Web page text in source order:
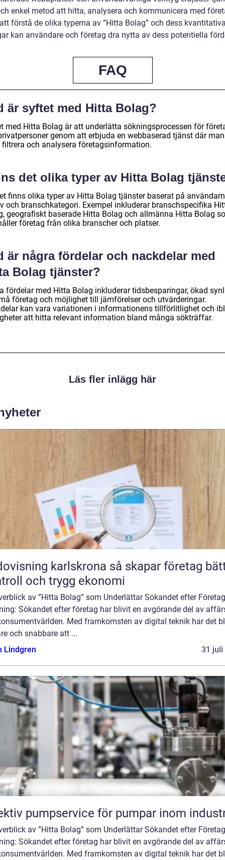
enkel metod att hitta, analysera och kommunicera med
förstå de olika typerna av ”Hitta Bolag” och dess
kan användare och företag dra nytta av dess potentiella
FAQ
är syftet med Hitta Bolag?
med Hitta Bolag är att underlätta sökningsprocessen för
genom att erbjuda en webbaserad tjänst där
filtrera och analysera företagsinformation.
det olika typer av Hitta Bolag
finns olika typer av Hitta Bolag tjänster baserat på
och branschkategori. Exempel inkluderar branschspecifika
geografiskt baserade Hitta Bolag och allmänna Hitta Bolag
företag från olika branscher och platser.
är några fördelar och nackdelar med
Bolag tjänster?
fördelar med Hitta Bolag inkluderar tidsbesparingar, ökad
företag och möjlighet till jämförelser och utvärderingar.
kan vara variationen i informationens tillförlitlighet och
att hitta relevant information bland många sökträffar.
Läs fler inlägg här
karlskrona så skapar företag bättre
och trygg ekonomi
av ”Hitta Bolag” som Underlättar Sökandet efter Företag
Sökandet efter företag har blivit en avgörande del av
Med framkomsten av digital teknik har det
och snabbare att ...
Lindgren
31 juli
pumpservice för pumpar inom
av ”Hitta Bolag” som Underlättar Sökandet efter Företag
Sökandet efter företag har blivit en avgörande del av
Med framkomsten av digital teknik har det